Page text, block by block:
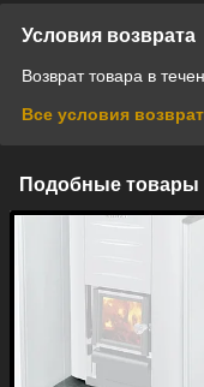
Условия возврата
Возврат товара в
Все условия
Подобные товары